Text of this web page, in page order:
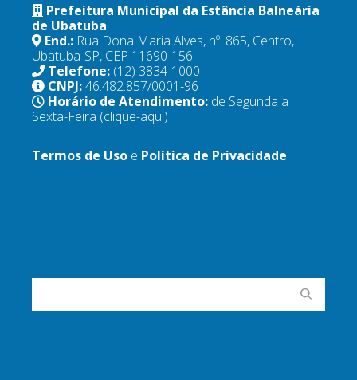
Prefeitura Municipal da Estância Balneária
de Ubatuba
End.: Rua Dona Maria Alves, nº. 865, Centro,
Ubatuba-SP, CEP 11690-156
Telefone: (12) 3834-1000
CNPJ:46.482.857/0001-96
Horário de Atendimento: de Segunda a
Sexta-Feira (clique-aqui)
Termos de Uso e Política de Privacidade